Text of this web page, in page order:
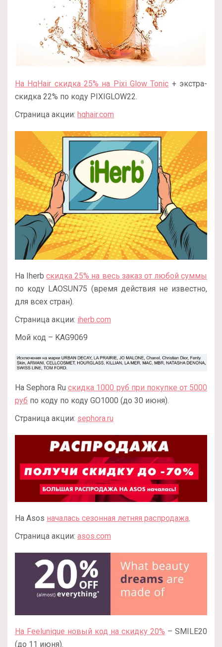
На HqHair скидка 25% на Pixi Glow Tonic + экстра-
скидка 22% по коду PIXIGLOW22.
Страница акции: hqhair.com
На Iherbскидка 25% на весь заказ от любой суммы
по коду LAOSUN75 (время действия не известно,
для всех стран).
Страница акции: iherb.com
Мой код – KAG9069
На Sephora Ruскидка 1000 руб при покупке от 5000
руб по коду по коду GO1000 (до 30 июня).
Страница акции: sephora.ru
На Asos началась сезонная летняя распродажа.
Страница акции: asos.com
На Feelunique новый код на скидку 20% – SMILE20
(до 11 июня).